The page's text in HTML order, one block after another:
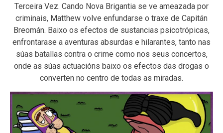
Terceira Vez. Cando Nova Brigantia se ve ameazada por
criminais, Matthew volve enfundarse o traxe de Capitán
Breomán. Baixo os efectos de sustancias psicotrópicas,
enfrontarase a aventuras absurdas e hilarantes, tanto nas
súas batallas contra o crime como nos seus concertos,
onde as súas actuacións baixo os efectos das drogas o
converten no centro de todas as miradas.